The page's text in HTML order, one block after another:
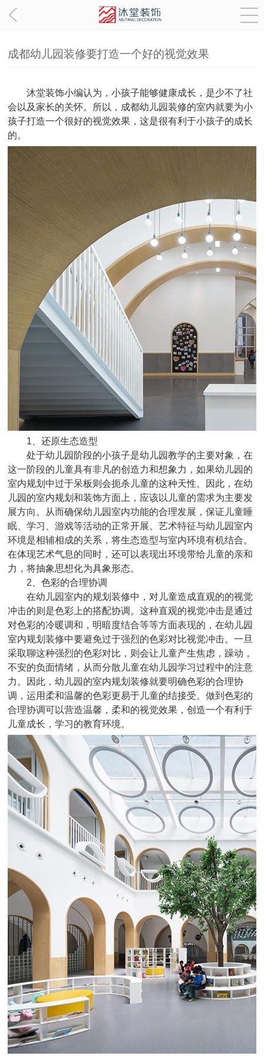
成都幼儿园装修要打造一个好的视觉效果
沐堂装饰小编认为，小孩子能够健康成长，是少不了社
会以及家长的关怀。所以，成都幼儿园装修的室内就要为小
孩子打造一个很好的视觉效果，这是很有利于小孩子的成长
的。
1、还原生态造型
处于幼儿园阶段的小孩子是幼儿园教学的主要对象，在
这一阶段的儿童具有非凡的创造力和想象力，如果幼儿园的
室内规划中过于呆板则会扼杀儿童的这种天性。因此，在幼
儿园的室内规划和装饰方面上，应该以儿童的需求为主要发
展方向。从而确保幼儿园室内功能的合理发展，保证儿童睡
眠、学习、游戏等活动的正常开展。艺术特征与幼儿园室内
环境是相辅相成的关系，将生态造型与室内环境有机结合。
在体现艺术气息的同时，还可以表现出环境带给儿童的亲和
力，将抽象思想化为具象形态。
2、色彩的合理协调
在幼儿园室内的规划装修中，对儿童造成直观的的视觉
冲击的则是色彩上的搭配协调。这种直观的视觉冲击是通过
对色彩的冷暖调和，明暗度结合等等方面表现的，在幼儿园
室内规划装修中要避免过于强烈的色彩对比视觉冲击。一旦
采取聊这种强烈的色彩对比，则会让儿童产生焦虑，躁动，
不安的负面情绪，从而分散儿童在幼儿园学习过程中的注意
力。因此，幼儿园的室内规划装修就要明确色彩的合理协
调，运用柔和温馨的色彩更易于儿童的结接受。做到色彩的
合理协调可以营造温馨，柔和的视觉效果，创造一个有利于
儿童成长，学习的教育环境。